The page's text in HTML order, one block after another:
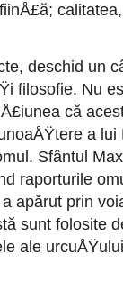
deschid un
filosofie. Nu
că
a lui
Sfântul
raporturile
apărut prin
sunt folosite
ale